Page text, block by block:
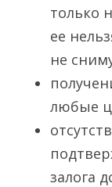
только
ее
не
любые
залога